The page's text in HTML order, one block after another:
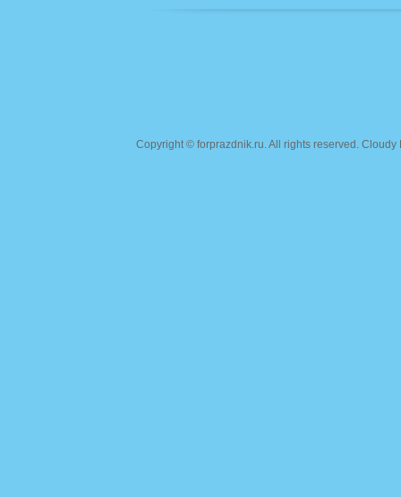
Copyright © forprazdnik.ru. All rights reserved.